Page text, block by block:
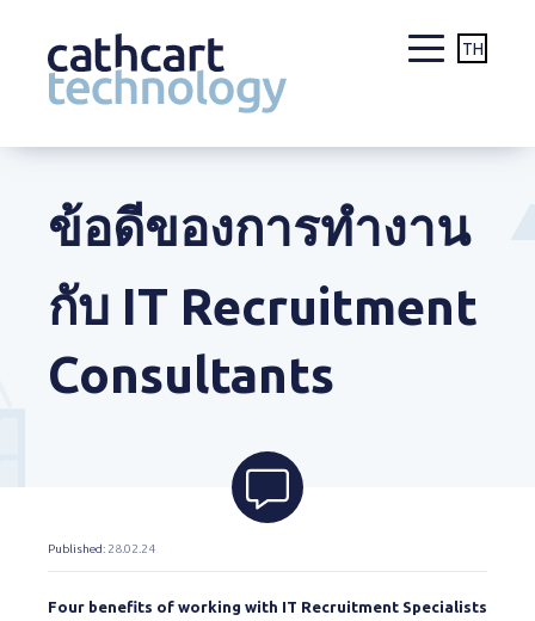
TH
ข้อดีของการทำงาน
กับ IT Recruitment
Consultants
Published: 28.02.24
Four benefits of working with IT Recruitment Specialists